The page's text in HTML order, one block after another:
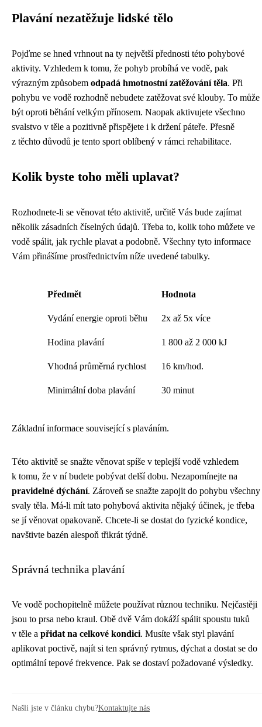
Plavání nezatěžuje lidské tělo
Pojďme se hned vrhnout na ty největší přednosti této pohybové
aktivity. Vzhledem k tomu, že pohyb probíhá ve vodě, pak
výrazným způsobem odpadá hmotnostní zatěžování těla. Při
pohybu ve vodě rozhodně nebudete zatěžovat své klouby. To může
být oproti běhání velkým přínosem. Naopak aktivujete všechno
svalstvo v těle a pozitivně přispějete i k držení páteře. Přesně
z těchto důvodů je tento sport oblíbený v rámci rehabilitace.
Kolik byste toho měli uplavat?
Rozhodnete-li se věnovat této aktivitě, určitě Vás bude zajímat
několik zásadních číselných údajů. Třeba to, kolik toho můžete ve
vodě spálit, jak rychle plavat a podobně. Všechny tyto informace
Vám přinášíme prostřednictvím níže uvedené tabulky.
Předmět Hodnota
Vydání energie oproti běhu 2x až 5x více
Hodina plavání 1 800 až 2 000 kJ
Vhodná průměrná rychlost 16 km/hod.
Minimální doba plavání 30 minut
Základní informace související s plaváním.
Této aktivitě se snažte věnovat spíše v teplejší vodě vzhledem
k tomu, že v ní budete pobývat delší dobu. Nezapomínejte na
pravidelné dýchání. Zároveň se snažte zapojit do pohybu všechny
svaly těla. Má-li mít tato pohybová aktivita nějaký účinek, je třeba
se jí věnovat opakovaně. Chcete-li se dostat do fyzické kondice,
navštivte bazén alespoň třikrát týdně.
Správná technika plavání
Ve vodě pochopitelně můžete používat různou techniku. Nejčastěji
jsou to prsa nebo kraul. Obě dvě Vám dokáží spálit spoustu tuků
v těle a přidat na celkové kondici. Musíte však styl plavání
aplikovat poctivě, najít si ten správný rytmus, dýchat a dostat se do
optimální tepové frekvence. Pak se dostaví požadované výsledky.
Našli jste v článku chybu?Kontaktujte nás